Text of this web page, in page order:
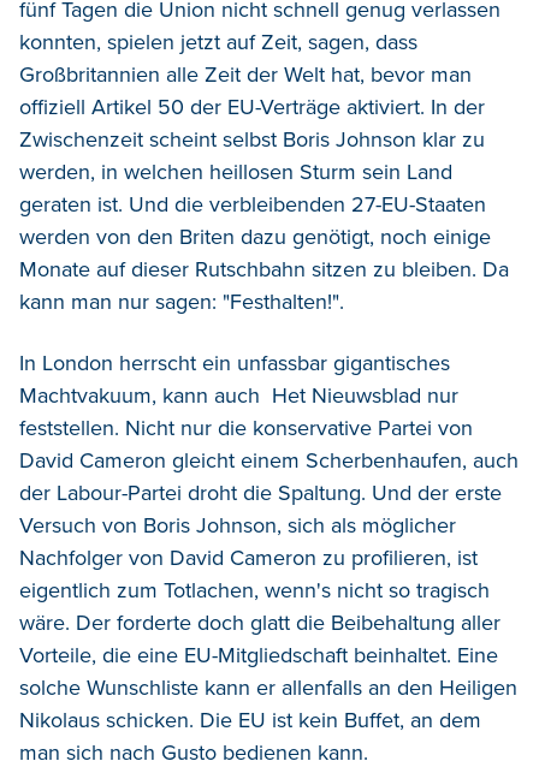
fünf Tagen die Union nicht schnell genug verlassen
konnten, spielen jetzt auf Zeit, sagen, dass
Großbritannien alle Zeit der Welt hat, bevor man
offiziell Artikel 50 der EU-Verträge aktiviert. In der
Zwischenzeit scheint selbst Boris Johnson klar zu
werden, in welchen heillosen Sturm sein Land
geraten ist. Und die verbleibenden 27-EU-Staaten
werden von den Briten dazu genötigt, noch einige
Monate auf dieser Rutschbahn sitzen zu bleiben. Da
kann man nur sagen: "Festhalten!".
In London herrscht ein unfassbar gigantisches
Machtvakuum, kann auch Het Nieuwsblad nur
feststellen. Nicht nur die konservative Partei von
David Cameron gleicht einem Scherbenhaufen, auch
der Labour-Partei droht die Spaltung. Und der erste
Versuch von Boris Johnson, sich als möglicher
Nachfolger von David Cameron zu profilieren, ist
eigentlich zum Totlachen, wenn's nicht so tragisch
wäre. Der forderte doch glatt die Beibehaltung aller
Vorteile, die eine EU-Mitgliedschaft beinhaltet. Eine
solche Wunschliste kann er allenfalls an den Heiligen
Nikolaus schicken. Die EU ist kein Buffet, an dem
man sich nach Gusto bedienen kann.